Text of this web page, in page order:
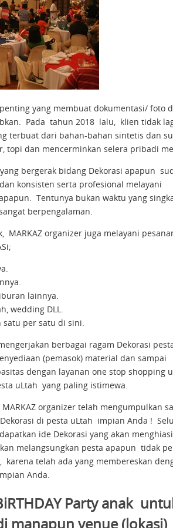
yang membuat dokumentasi/ foto
Pada tahun 2018 lalu, klien tidak
terbuat dari bahan-bahan sintetis dan
topi dan mencerminkan selera pribadi
bergerak bidang Dekorasi apapun
konsisten serta profesional melayani
Tentunya bukan waktu yang
berpengalaman.
MARKAZ organizer juga melayani
lainnya.
wedding DLL.
satu per satu di sini.
berbagai ragam Dekorasi
(pemasok) material dan sampai
dengan layanan one stop shopping
uLtah yang paling istimewa.
organizer telah mengumpulkan
di pesta uLtah impian Anda !
ide Dekorasi yang akan menghiasi
melangsungkan pesta apapun tidak
telah ada yang membereskan
Anda.
Party anak
manapun venue (lokasi)